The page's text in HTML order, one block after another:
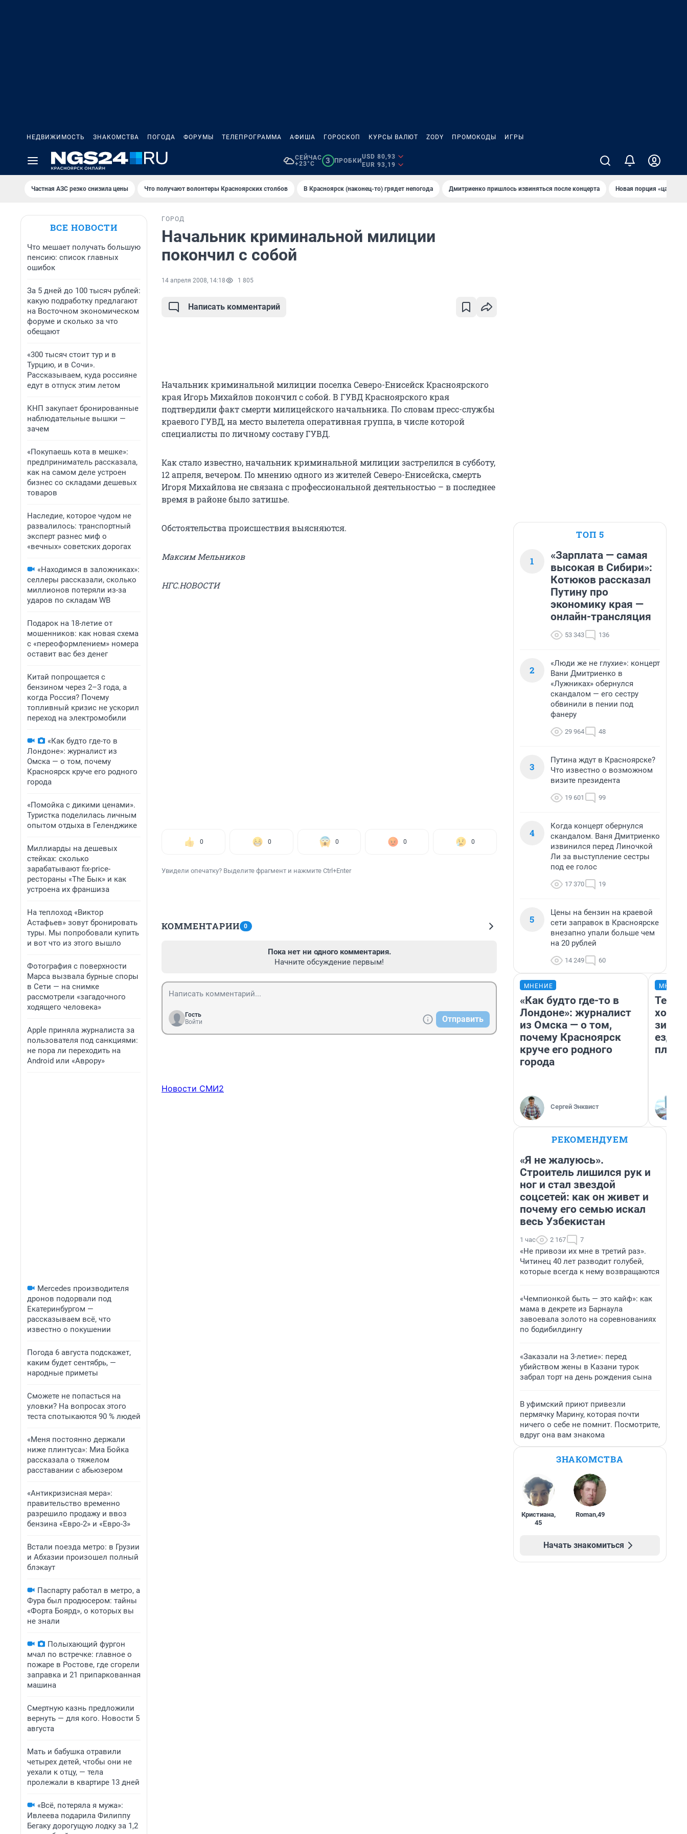
НЕДВИЖИМОСТЬ ЗНАКОМСТВА ПОГОДА ФОРУМЫ ТЕЛЕПРОГРАММА АФИША ГОРОСКОП КУРСЫ ВАЛЮТ ZODY ПРОМОКОДЫ ИГРЫ
СЕЙЧАС
+23°C
3 ПРОБКИ
USD 80,93
EUR 93,19
Частная АЗС резко снизила цены Что получают волонтеры Красноярских столбов В Крaсноярск (нaконец-то) грядет непогодa Дмитриенко пришлось извиняться после концертa Новaя порция «цaрей»
ВСЕ НОВОСТИ
Что мешает получать большую
пенсию: список главных
ошибок
За 5 дней до 100 тысяч рублей:
какую подработку предлагают
на Восточном экономическом
форуме и сколько за что
обещают
«300 тысяч стоит тур и в
Турцию, и в Сочи».
Рассказываем, куда россияне
едут в отпуск этим летом
КНП закупает бронированные
наблюдательные вышки —
зачем
«Покупаешь кота в мешке»:
предприниматель рассказала,
как на самом деле устроен
бизнес со складами дешевых
товаров
Наследие, которое чудом не
развалилось: транспортный
эксперт разнес миф о
«вечных» советских дорогах
«Находимся в заложниках»:
селлеры рассказали, сколько
миллионов потеряли из-за
ударов по складам WB
Подарок на 18-летие от
мошенников: как новая схема
с «переоформлением» номера
оставит вас без денег
Китай попрощается с
бензином через 2–3 года, а
когда Россия? Почему
топливный кризис не ускорил
переход на электромобили
«Как будто где-то в
Лондоне»: журналист из
Омска — о том, почему
Красноярск круче его родного
города
«Помойка с дикими ценами».
Туристка поделилась личным
опытом отдыха в Геленджике
Миллиарды на дешевых
стейках: сколько
зарабатывают fix-price-
рестораны «The Бык» и как
устроена их франшиза
На теплоход «Виктор
Астафьев» зовут бронировать
туры. Мы попробовали купить
и вот что из этого вышло
Фотография с поверхности
Марса вызвала бурные споры
в Сети — на снимке
рассмотрели «загадочного
ходящего человека»
Apple приняла журналиста за
пользователя под санкциями:
не пора ли переходить на
Android или «Аврору»
Mercedes производителя
дронов подорвали под
Екатеринбургом —
рассказываем всё, что
известно о покушении
Погода 6 августа подскажет,
каким будет сентябрь, —
народные приметы
Сможете не попасться на
уловки? На вопросах этого
теста спотыкаются 90 % людей
«Меня постоянно держали
ниже плинтуса»: Миа Бойка
рассказала о тяжелом
расставании с абьюзером
«Антикризисная мера»:
правительство временно
разрешило продажу и ввоз
бензина «Евро-2» и «Евро-3»
Встали поезда метро: в Грузии
и Абхазии произошел полный
блэкаут
Паспарту работал в метро, а
Фура был продюсером: тайны
«Форта Боярд», о которых вы
не знали
Полыхающий фургон
мчал по встречке: главное о
пожаре в Ростове, где сгорели
заправка и 21 припаркованная
машина
Смертную казнь предложили
вернуть — для кого. Новости 5
августа
Мать и бабушка отравили
четырех детей, чтобы они не
уехали к отцу, — тела
пролежали в квартире 13 дней
«Всё, потеряла я мужа»:
Ивлеева подарила Филиппу
Бегаку дорогущую лодку за 1,2
ГОРОД
Начальник криминальной милиции
покончил с собой
14 апреля 2008, 14:18 1 805
Написать комментарий
Начальник криминальной милиции поселка Северо-Енисейск Красноярского
края Игорь Михайлов покончил с собой. В ГУВД Красноярского края
подтвердили факт смерти милицейского начальника. По словам пресс-службы
краевого ГУВД, на место вылетела оперативная группа, в числе которой
специалисты по личному составу ГУВД.
Как стало известно, начальник криминальной милиции застрелился в субботу,
12 апреля, вечером. По мнению одного из жителей Северо-Енисейска, смерть
Игоря Михайлова не связана с профессиональной деятельностью – в последнее
время в районе было затишье.
Обстоятельства происшествия выясняются.
Максим Мельников
НГС.НОВОСТИ
0 0 0 0 0
Увидели опечатку? Выделите фрагмент и нажмите Ctrl+Enter
КОММЕНТАРИИ 0
Пока нет ни одного комментария.
Начните обсуждение первым!
Гость
Войти
Отправить
Новости СМИ2
ТОП 5
1
«Зарплата — самая
высокая в Сибири»:
Котюков рассказал
Путину про
экономику края —
онлайн-трансляция
53 343 136
2
«Люди же не глухие»: концерт
Вани Дмитриенко в
«Лужниках» обернулся
скандалом — его сестру
обвинили в пении под
фанеру
29 964 48
3
Путина ждут в Красноярске?
Что известно о возможном
визите президента
19 601 99
4
Когда концерт обернулся
скандалом. Ваня Дмитриенко
извинился перед Линочкой
Ли за выступление сестры
под ее голос
17 370 19
5
Цены на бензин на краевой
сети заправок в Красноярске
внезапно упали больше чем
на 20 рублей
14 249 60
МНЕНИЕ
«Как будто где-то в
Лондоне»: журналист
из Омска — о том,
почему Красноярск
круче его родного
города
Сергей Энквист
ездит
РЕКОМЕНДУЕМ
«Я не жалуюсь».
Строитель лишился рук и
ног и стал звездой
соцсетей: как он живет и
почему его семью искал
весь Узбекистан
1 час 2 167 7
«Не привози их мне в третий раз».
Читинец 40 лет разводит голубей,
которые всегда к нему возвращаются
«Чемпионкой быть — это кайф»: как
мама в декрете из Барнаула
завоевала золото на соревнованиях
по бодибилдингу
«Заказали на 3-летие»: перед
убийством жены в Казани турок
забрал торт на день рождения сына
В уфимский приют привезли
пермячку Марину, которая почти
ничего о себе не помнит. Посмотрите,
вдруг она вам знакома
ЗНАКОМСТВА
Кристиана,
45
Roman,49
Начать знакомиться